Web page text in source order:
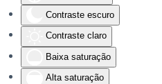
Contraste escuro
Contraste claro
Baixa saturação
Alta saturação